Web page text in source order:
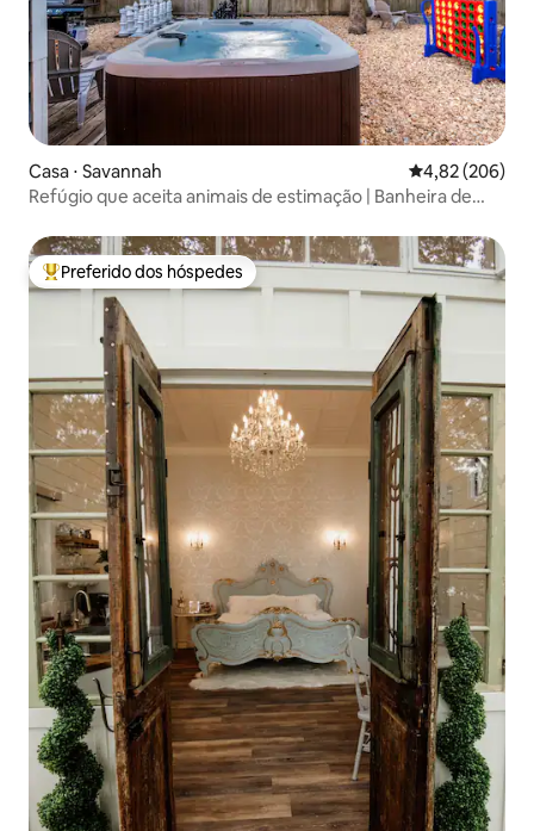
Casa ⋅ Savannah 4,82 de uma
4,82 (206)
Refúgio que aceita animais de estimação | Banheira de
Entre os melhores preferidos dos hóspedes
Preferido dos hóspedes